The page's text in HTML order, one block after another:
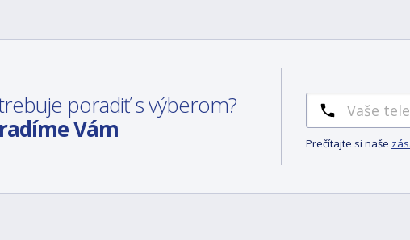
poradiť s výberom?
Vám
Prečítajte si naše